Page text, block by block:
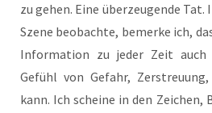
zu gehen. Eine über­zeu­gen­de Tat.
Sze­ne beob­ach­te, bemer­ke ich,
Infor­ma­ti­on zu jeder Zeit
Gefühl von Gefahr,
kann. Ich schei­ne in den